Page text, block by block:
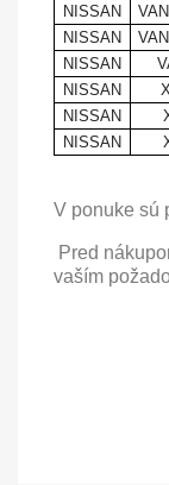
NISSAN
NISSAN
NISSAN
NISSAN
NISSAN
NISSAN
V ponuke sú
Pred
vaším